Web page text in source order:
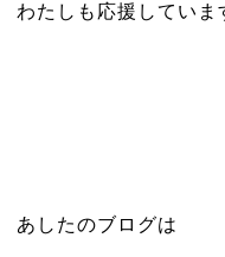
わたしも応援していま
あしたのブログは